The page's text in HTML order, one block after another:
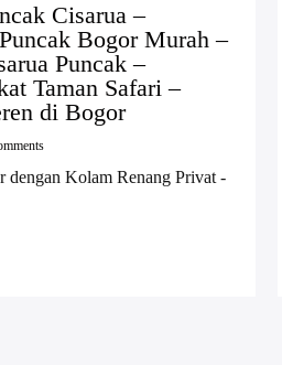
Cisarua –
Bogor Murah –
Puncak –
Taman Safari –
di Bogor
dengan Kolam Renang Privat -